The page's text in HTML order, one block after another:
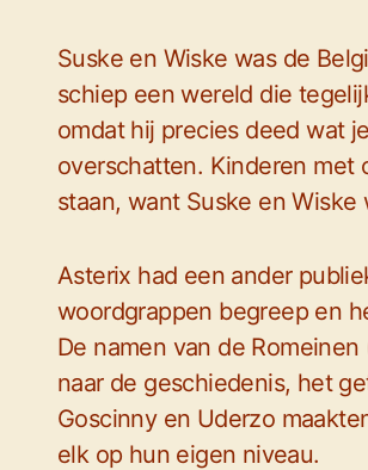
Suske en Wiske was de
schiep een wereld die
omdat hij precies deed wat
overschatten. Kinderen met
staan, want Suske en
Asterix had een ander
woordgrappen begreep en
De namen van de
naar de geschiedenis, het
Goscinny en Uderzo
elk op hun eigen niveau.